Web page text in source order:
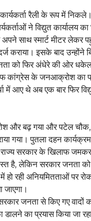
रैली के रूप में
ने विद्युत कार्यालय
अपने साथ स्मार्ट मीटर
दर्ज कराया। इसके बाद
को फिर अंधेरे की ओर
कांग्रेस के जनआक्रोश का
में आए थे अब एक बार फिर
और बढ़ गया और पटेल चौक,
गया। पुतला दहन
सरकार के खिलाफ जमकर
है, लेकिन सरकार जनता
में हो रही अनियमितताओं
जनता से किए गए
डालने का प्रयास किया